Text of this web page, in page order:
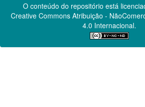
O conteúdo do repositório está
Creative CommonsAtribuição -
4.0 Internacional.